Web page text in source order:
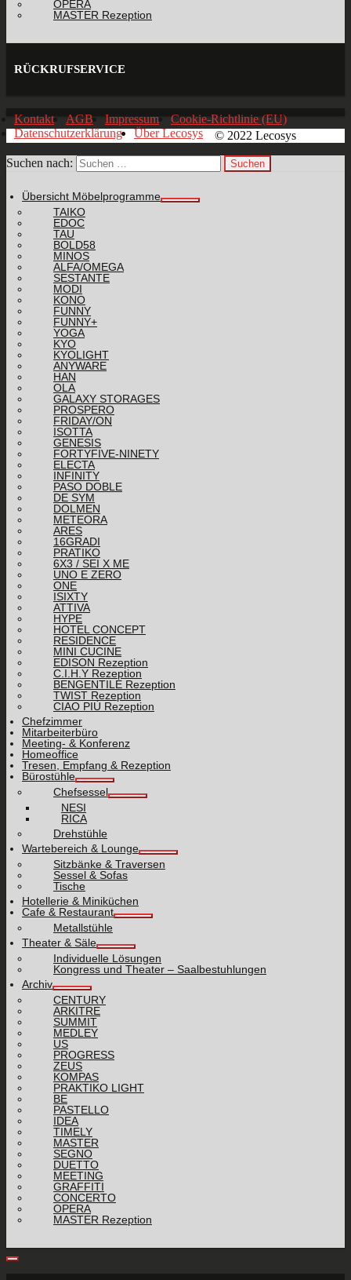
OPERA
MASTER Rezeption
RÜCKRUFSERVICE
Kontakt AGB Impressum
Cookie-Richtlinie (EU)
Datenschutzerklärung
Über Lecosys © 2022 Lecosys
Suchen nach:
Übersicht Möbelprogramme
TAIKO
EDOC
TAU
BOLD58
MINOS
ALFA/OMEGA
SESTANTE
MODI
KONO
FUNNY
FUNNY+
YOGA
KYO
KYOLIGHT
ANYWARE
HAN
OLA
GALAXY STORAGES
PROSPERO
FRIDAY/ON
ISOTTA
GENESIS
FORTYFIVE-NINETY
ELECTA
INFINITY
PASO DOBLE
DE SYM
DOLMEN
METEORA
ARES
16GRADI
PRATIKO
6X3 / SEI X ME
UNO E ZERO
ONE
ISIXTY
ATTIVA
HYPE
HOTEL CONCEPT
RESIDENCE
MINI CUCINE
EDISON Rezeption
C.I.H.Y Rezeption
BENGENTILE Rezeption
TWIST Rezeption
CIAO PIÙ Rezeption
Chefzimmer
Mitarbeiterbüro
Meeting- & Konferenz
Homeoffice
Tresen, Empfang & Rezeption
Bürostühle
Chefsessel
NESI
RICA
Drehstühle
Wartebereich & Lounge
Sitzbänke & Traversen
Sessel & Sofas
Tische
Hotellerie & Miniküchen
Cafe & Restaurant
Metallstühle
Theater & Säle
Individuelle Lösungen
Kongress und Theater – Saalbestuhlungen
Archiv
CENTURY
ARKITRE
SUMMIT
MEDLEY
US
PROGRESS
ZEUS
KOMPAS
PRAKTIKO LIGHT
BE
PASTELLO
IDEA
TIMELY
MASTER
SEGNO
DUETTO
MEETING
GRAFFITI
CONCERTO
OPERA
MASTER Rezeption